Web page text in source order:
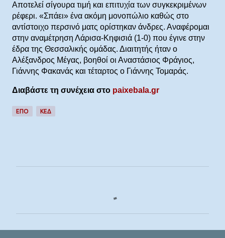
Αποτελεί σίγουρα τιμή και επιτυχία των συγκεκριμένων
ρέφερι. «Σπάει» ένα ακόμη μονοπώλιο καθώς στο
αντίστοιχο περσινό ματς ορίστηκαν άνδρες. Αναφέρομαι
στην αναμέτρηση Λάρισα-Κηφισιά (1-0) που έγινε στην
έδρα της Θεσσαλικής ομάδας. Διαιτητής ήταν ο
Αλέξανδρος Mέγας, βοηθοί οι Αναστάσιος Φράγιος,
Γιάννης Φακανάς και τέταρτος ο Γιάννης Τομαράς.
Διαβάστε τη συνέχεια στο paixebala.gr
ΕΠΟ ΚΕΔ